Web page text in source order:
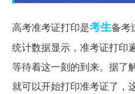
高考准考证打印是考生备考
统计数据显示，准考证打印
等待着这一刻的到来。据了
就可以开始打印准考证了，